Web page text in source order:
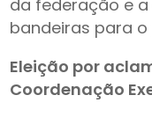
da federação e
bandeiras para
Eleição por
Coordenação